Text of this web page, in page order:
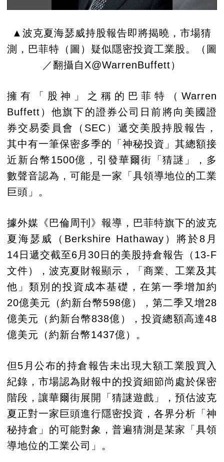
▲波克夏海瑟威持股報告即將揭曉，市場猜
測，巴菲特（圖）疑似隱密投資工業股。（圖
／翻攝自X@WarrenBuffett）
擁有「股神」之稱的巴菲特（Warren
Buffett）他旗下的證券公司日前將向美國證
券交易委員會（SEC）遞交美股持股報告，
其中有一筆保密多季的「神秘投資」其總額接
近新台幣1500億，引發華爾街「猜謎」，多
數聲音認為，可能是一家「具領導地位的工業
巨頭」。
據外媒《巴倫周刊》報導，巴菲特旗下的波克
夏海瑟威（Berkshire Hathaway）將於8月
14日遞交截至6月30日的美股持倉報告（13-F
文件），波克夏財報顯示，「商業、工業及其
他」類別的投資成本基礎，在第一季增加約
20億美元（約新台幣598億），第二季又增28
億美元（約新台幣838億），投資總額高達48
億美元（約新台幣1437億）。
但5月公布的持倉報告未出現大額工業股買入
紀錄，市場認為財報中的投資細節尚處於保密
階段，讓華爾街展開「猜謎遊戲」，預估波克
夏正對一家巨頭進行隱密投資，各界分析「神
秘持倉」的可能對象，普遍猜測是某家「具領
導地位的工業公司」。